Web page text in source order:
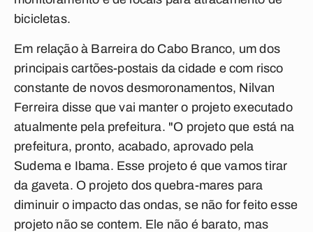
bicicletas.
Em relação à Barreira do Cabo Branco, um dos
principais cartões-postais da cidade e com risco
constante de novos desmoronamentos, Nilvan
Ferreira disse que vai manter o projeto executado
atualmente pela prefeitura. "O projeto que está na
prefeitura, pronto, acabado, aprovado pela
Sudema e Ibama. Esse projeto é que vamos tirar
da gaveta. O projeto dos quebra-mares para
diminuir o impacto das ondas, se não for feito esse
projeto não se contem. Ele não é barato, mas